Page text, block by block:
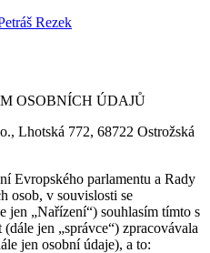
Rezek
OSOBNÍCH ÚDAJŮ
Lhotská 772, 68722 Ostrožská
Evropského parlamentu a Rady
osob, v souvislosti se
jen „Nařízení“) souhlasím tímto s
jen „správce“) zpracovávala
jen osobní údaje), a to: